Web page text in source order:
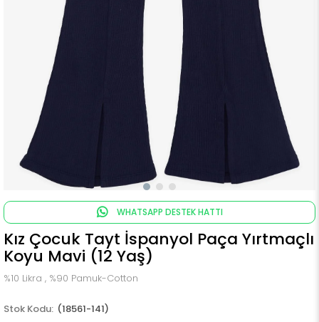
WHATSAPP DESTEK HATTI
Kız Çocuk Tayt İspanyol Paça Yırtmaçlı
Koyu Mavi (12 Yaş)
%10 Likra , %90 Pamuk-Cotton
(18561-141)